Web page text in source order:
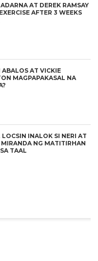
AT DEREK RAMSAY
AFTER 3 WEEKS
ABALOS AT VICKIE
MAGPAPAKASAL NA
LOCSIN INALOK SI NERI AT
NG MATITIRHAN
TAAL